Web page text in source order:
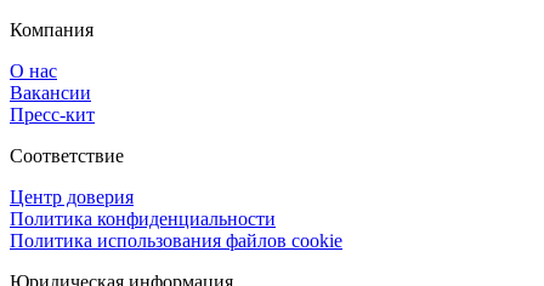
Компания
О нас
Вакансии
Пресс-кит
Соответствие
Центр доверия
Политика конфиденциальности
Политика использования файлов cookie
Юридическая информация